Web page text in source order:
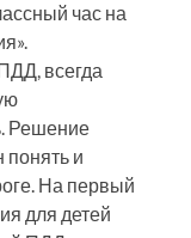
час на
всегда
Решение
и
На первый
для детей